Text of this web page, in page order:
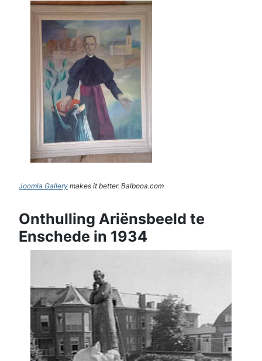
Joomla Gallery makes it better. Balbooa.com
Onthulling Ariënsbeeld te
Enschede in 1934